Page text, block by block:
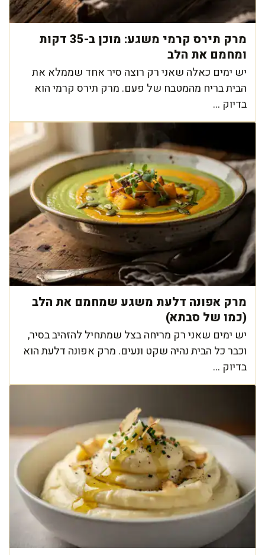
מרק תירס קרמי משגע: מוכן ב-35 דקות
ומחמם את הלב
יש ימים כאלה שאני רק רוצה סיר אחד שממלא את
הבית בריח מהמטבח של פעם. מרק תירס קרמי הוא
בדיוק ...
מרק אפונה דלעת משגע שמחמם את הלב
(כמו של סבתא)
יש ימים שאני רק מריחה בצל שמתחיל להזהיב בסיר,
וכבר כל הבית נהיה שקט ונעים. מרק אפונה דלעת הוא
בדיוק ...